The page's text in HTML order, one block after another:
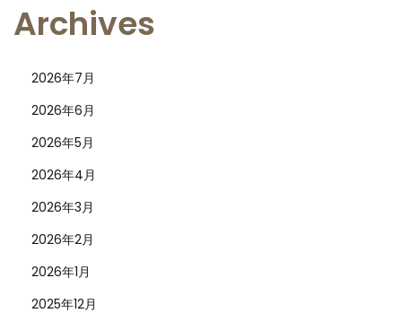
Archives
2026年7月
2026年6月
2026年5月
2026年4月
2026年3月
2026年2月
2026年1月
2025年12月